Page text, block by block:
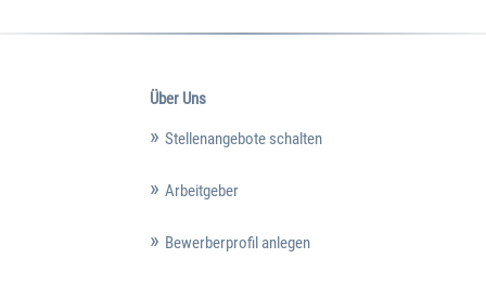
Über Uns
Stellenangebote schalten
Arbeitgeber
Bewerberprofil anlegen